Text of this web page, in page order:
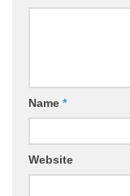
Name *
Website